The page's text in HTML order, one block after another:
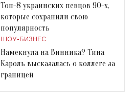
Топ-8 украинских певцов 90-х,
которые сохранили свою
популярность
ШОУ-БИЗНЕС
Намекнула на Винника? Тина
Кароль высказалась о коллеге за
границей